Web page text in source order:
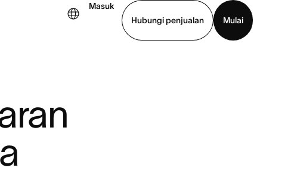
Masuk
Hubungi penjualan
Mulai